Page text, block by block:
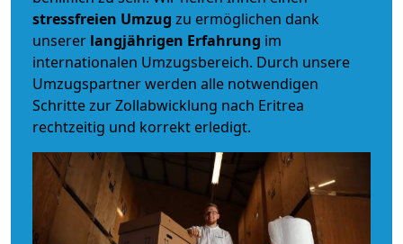
stressfreien Umzug zu ermöglichen dank
unserer langjährigen Erfahrung im
internationalen Umzugsbereich. Durch unsere
Umzugspartner werden alle notwendigen
Schritte zur Zollabwicklung nach Eritrea
rechtzeitig und korrekt erledigt.